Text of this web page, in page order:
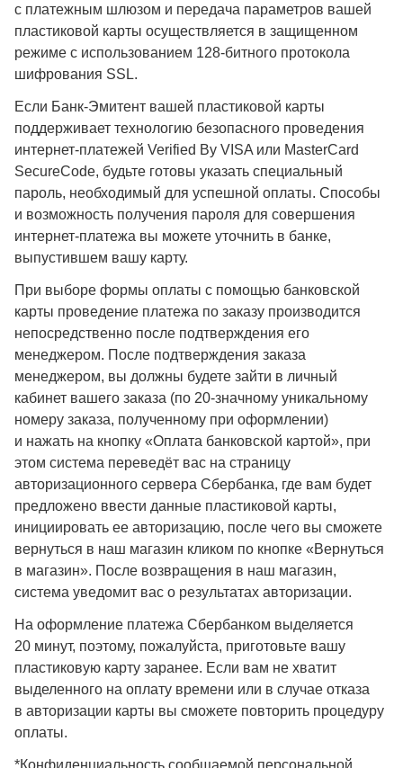
с платежным шлюзом и передача параметров вашей
пластиковой карты осуществляется в защищенном
режиме с использованием 128-битного протокола
шифрования SSL.
Если Банк-Эмитент вашей пластиковой карты
поддерживает технологию безопасного проведения
интернет-платежей Verified By VISA или MasterCard
SecureCode, будьте готовы указать специальный
пароль, необходимый для успешной оплаты. Способы
и возможность получения пароля для совершения
интернет-платежа вы можете уточнить в банке,
выпустившем вашу карту.
При выборе формы оплаты с помощью банковской
карты проведение платежа по заказу производится
непосредственно после подтверждения его
менеджером. После подтверждения заказа
менеджером, вы должны будете зайти в личный
кабинет вашего заказа (по 20-значному уникальному
номеру заказа, полученному при оформлении)
и нажать на кнопку «Оплата банковской картой», при
этом система переведёт вас на страницу
авторизационного сервера Сбербанка, где вам будет
предложено ввести данные пластиковой карты,
инициировать ее авторизацию, после чего вы сможете
вернуться в наш магазин кликом по кнопке «Вернуться
в магазин». После возвращения в наш магазин,
система уведомит вас о результатах авторизации.
На оформление платежа Сбербанком выделяется
20 минут, поэтому, пожалуйста, приготовьте вашу
пластиковую карту заранее. Если вам не хватит
выделенного на оплату времени или в случае отказа
в авторизации карты вы сможете повторить процедуру
оплаты.
*Конфиденциальность сообщаемой персональной